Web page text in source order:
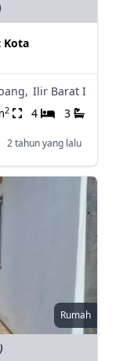
Kota
Ilir Barat I
2 4 3
2 tahun yang lalu
Rumah